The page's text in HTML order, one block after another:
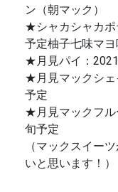
ン（朝マック）
★シャカシャカポ
予定柚子七味マヨ
★月見パイ：
★月見マックシェ
予定
★月見マックフル
旬予定
（マックスイー
いと思います！）